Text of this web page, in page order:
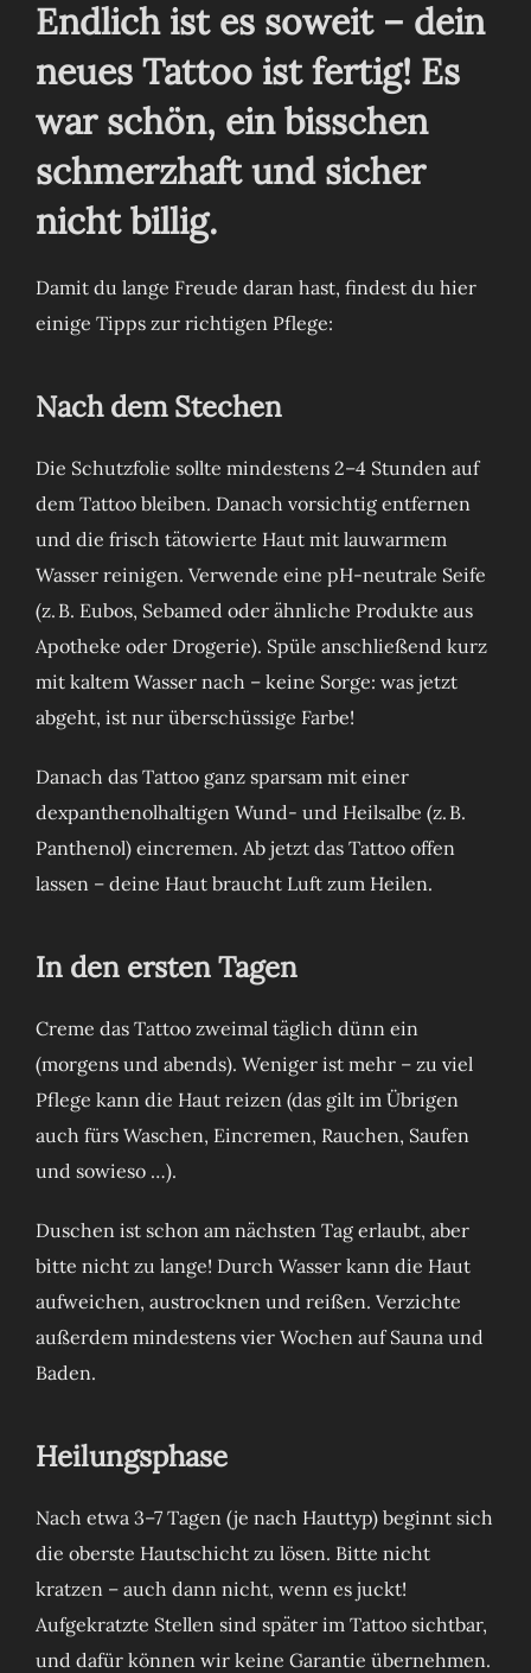
Endlich ist es soweit – dein
neues Tattoo ist fertig! Es
war schön, ein bisschen
schmerzhaft und sicher
nicht billig.
Damit du lange Freude daran hast, findest du hier
einige Tipps zur richtigen Pflege:
Nach dem Stechen
Die Schutzfolie sollte mindestens 2–4 Stunden auf
dem Tattoo bleiben. Danach vorsichtig entfernen
und die frisch tätowierte Haut mit lauwarmem
Wasser reinigen. Verwende eine pH-neutrale Seife
(z. B. Eubos, Sebamed oder ähnliche Produkte aus
Apotheke oder Drogerie). Spüle anschließend kurz
mit kaltem Wasser nach – keine Sorge: was jetzt
abgeht, ist nur überschüssige Farbe!
Danach das Tattoo ganz sparsam mit einer
dexpanthenolhaltigen Wund- und Heilsalbe (z. B.
Panthenol) eincremen. Ab jetzt das Tattoo offen
lassen – deine Haut braucht Luft zum Heilen.
In den ersten Tagen
Creme das Tattoo zweimal täglich dünn ein
(morgens und abends). Weniger ist mehr – zu viel
Pflege kann die Haut reizen (das gilt im Übrigen
auch fürs Waschen, Eincremen, Rauchen, Saufen
und sowieso …).
Duschen ist schon am nächsten Tag erlaubt, aber
bitte nicht zu lange! Durch Wasser kann die Haut
aufweichen, austrocknen und reißen. Verzichte
außerdem mindestens vier Wochen auf Sauna und
Baden.
Heilungsphase
Nach etwa 3–7 Tagen (je nach Hauttyp) beginnt sich
die oberste Hautschicht zu lösen. Bitte nicht
kratzen – auch dann nicht, wenn es juckt!
Aufgekratzte Stellen sind später im Tattoo sichtbar,
und dafür können wir keine Garantie übernehmen.